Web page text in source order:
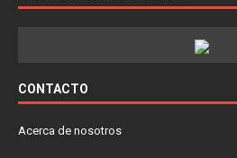
CONTACTO
Acerca de nosotros